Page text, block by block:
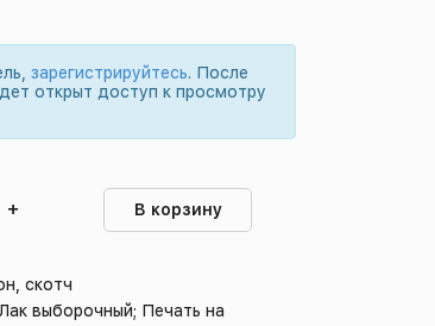
зарегистрируйтесь. После
открыт доступ к просмотру
+ В корзину
скотч
выборочный; Печать на